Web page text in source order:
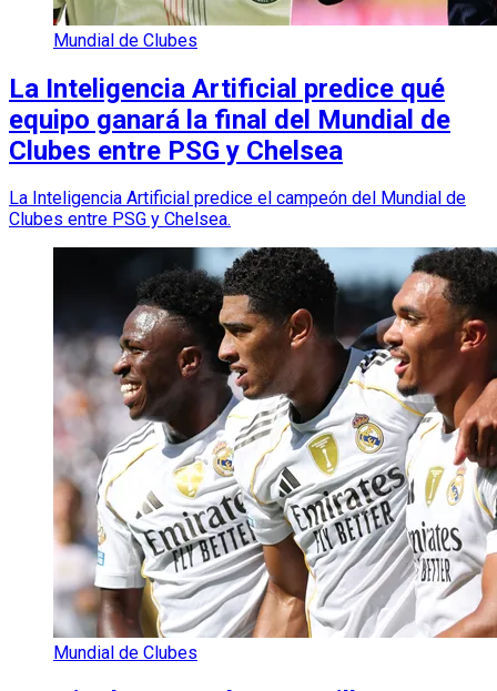
Mundial de Clubes
La Inteligencia Artificial predice qué
equipo ganará la final del Mundial de
Clubes entre PSG y Chelsea
La Inteligencia Artificial predice el campeón del Mundial de
Clubes entre PSG y Chelsea.
Mundial de Clubes